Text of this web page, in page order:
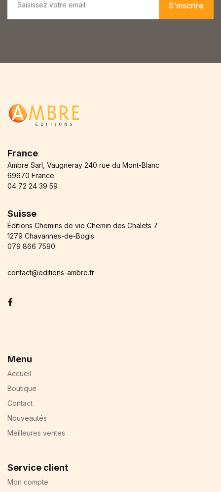
i
S'inscrire
France
Ambre Sarl, Vaugneray 240 rue du Mont-Blanc
69670 France
04 72 24 39 59
Suisse
Éditions Chemins de vie Chemin des Chalets 7
1279 Chavannes-de-Bogis
079 866 7590
contact@editions-ambre.fr
Menu
Accueil
Boutique
Contact
Nouveautés
Meilleures ventes
Service client
Mon compte